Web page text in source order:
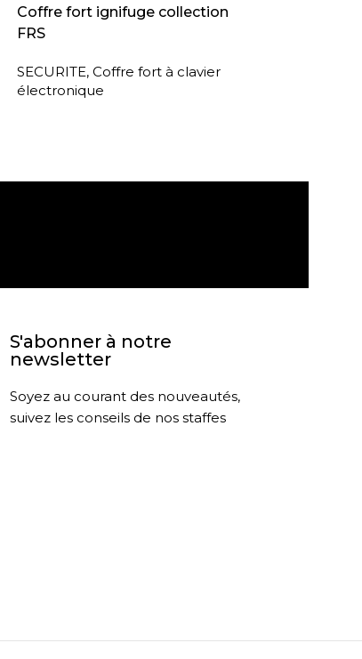
LIRE LA SUITE
Coffre fort ignifuge collection
FRS
SECURITE, Coffre fort à clavier
électronique
S'abonner à notre
newsletter
Soyez au courant des nouveautés,
suivez les conseils de nos staffes